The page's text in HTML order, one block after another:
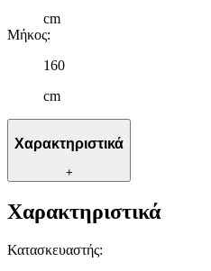
cm
Μήκος:
160
cm
Χαρακτηριστικά
+
Χαρακτηριστικά
Κατασκευαστής: